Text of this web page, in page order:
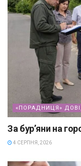
«ПОРАДНИЦЯ»
За бур’яни на
4 СЕРПНЯ, 2026